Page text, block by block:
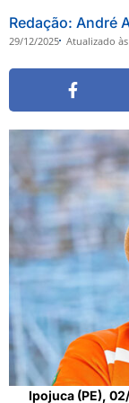
Redação: André
29/12/2025 Atualizado
Ipojuca (PE),